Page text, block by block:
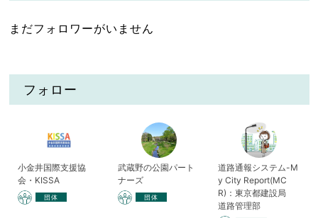
まだフォロワーがいません
フォロー
小金井国際支援協
会・KISSA
団体
武蔵野の公園パート
ナーズ
団体
道路通報システム-M
y City Report(MC
R)：東京都建設局
道路管理部